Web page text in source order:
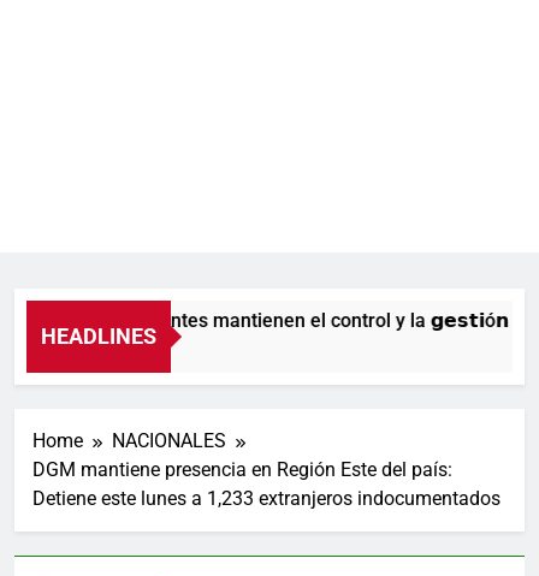
HEADLINES
Nuestros agentes mantienen el control y la 𝗴𝗲𝘀𝘁𝗶ó𝗻
6 Horas Ago
Home
NACIONALES
DGM mantiene presencia en Región Este del país:
Detiene este lunes a 1,233 extranjeros indocumentados